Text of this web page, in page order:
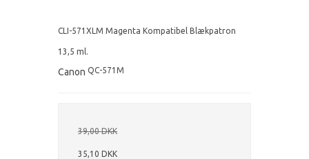
CLI-571XLM Magenta Kompatibel Blækpatron
13,5 ml.
Canon QC-571M
39,00 DKK
35,10 DKK